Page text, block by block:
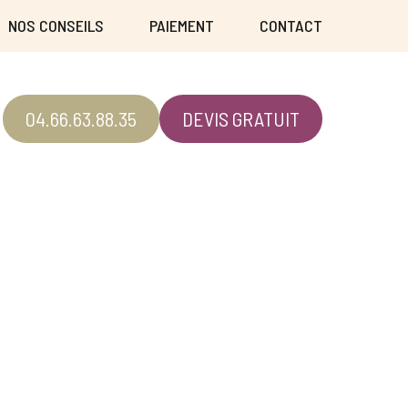
NOS CONSEILS PAIEMENT CONTACT
04.66.63.88.35 DEVIS GRATUIT